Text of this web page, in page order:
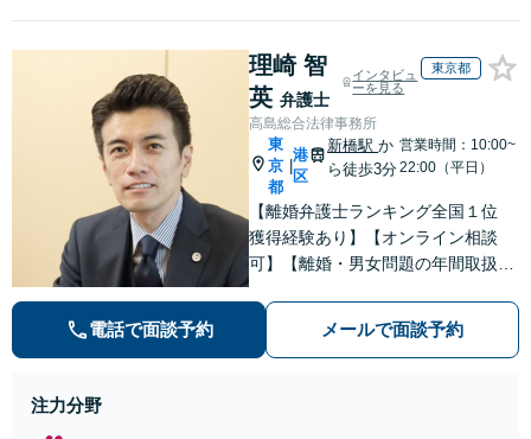
「残業代不払いは何が
談で悩みを解消！使用
期間中の解雇も解決金
あり／コロナ関係の解
雇・残業代未払いも対
応可【相談無料】
理崎 智
英 弁護士
インタビュ
ーを見る
東京都
高島総合法律事務所
東
京
都
|
港
区
新橋駅か
ら徒歩3分
営業時間：10:00~
22:00（平日）
【離婚弁護士ランキング全国１位
獲得経験あり】【オンライン相談
可】【離婚・男女問題の年間取扱件
き寝入りしたくないという方は是非
ご相談ください。
電話で面談予約 メールで面談予約
注力分野